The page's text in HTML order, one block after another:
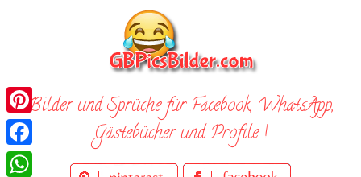
Bilder und Sprüche für Facebook, WhatsApp,
Gästebücher und Profile !
Pinterest
Facebook